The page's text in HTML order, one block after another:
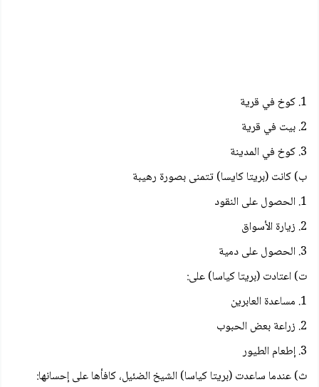
1. كوخ في قرية
2. بيت في قرية
3. كوخ في المدينة
ب) كانت (بریتا کايسا) تتمنى بصورة رهيبة
1. الحصول على النقود
2. زيارة الأسواق
3. الحصول على دمية
ت) اعتادت (بریتا کیاسا) على:
1. مساعدة العابرين
2. زراعة بعض الحبوب
3. إطعام الطيور
ث) عندما ساعدت (بریتا کیاسا) الشيخ الضئيل، كافأها على إحسانها: